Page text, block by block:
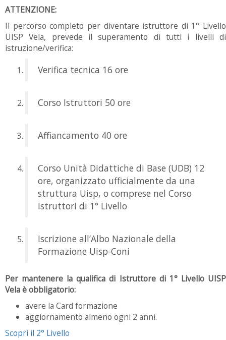
ATTENZIONE:
Il percorso completo per diventare istruttore di 1° Livello
UISP Vela, prevede il superamento di tutti i livelli di
istruzione/verifica:
Verifica tecnica 16 ore
Corso Istruttori 50 ore
Affiancamento 40 ore
Corso Unità Didattiche di Base (UDB) 12
ore, organizzato ufficialmente da una
struttura Uisp, o comprese nel Corso
Istruttori di 1° Livello
Iscrizione all’Albo Nazionale della
Formazione Uisp-Coni
Per mantenere la qualifica di Istruttore di 1° Livello UISP
Vela è obbligatorio:
avere la Card formazione
aggiornamento almeno ogni 2 anni.
Scopri il 2° Livello